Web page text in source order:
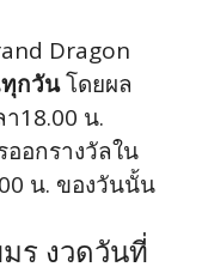
Dragon
ทุกวันโดยผล
18.00 น.
อกรางวัลใน
น. ของวันนั้น
ร งวดวันที่